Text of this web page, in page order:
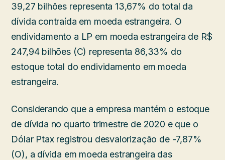
39,27 bilhões representa 13,67% do total da
dívida contraída em moeda estrangeira. O
endividamento a LP em moeda estrangeira de R$
247,94 bilhões (C) representa 86,33% do
estoque total do endividamento em moeda
estrangeira.
Considerando que a empresa mantém o estoque
de dívida no quarto trimestre de 2020 e que o
Dólar Ptax registrou desvalorização de -7,87%
(O), a dívida em moeda estrangeira das